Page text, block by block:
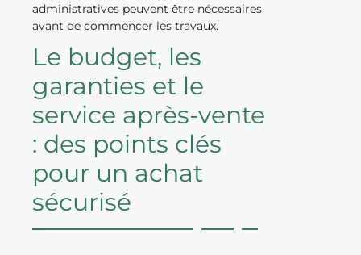
administratives peuvent être nécessaires
avant de commencer les travaux.
Le budget, les
garanties et le
service après-vente
: des points clés
pour un achat
sécurisé